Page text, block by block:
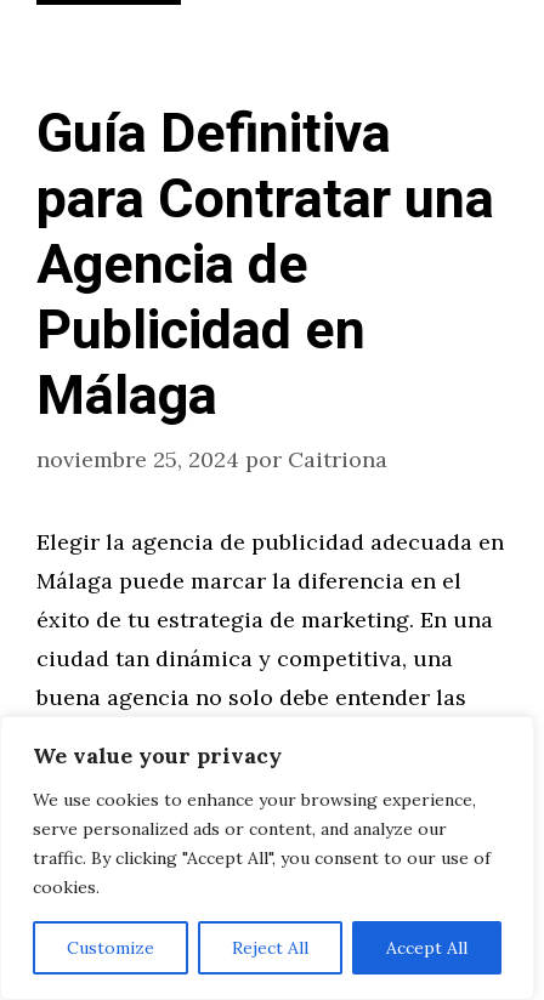
We value your privacy
We use cookies to enhance your browsing experience,
serve personalized ads or content, and analyze our
traffic. By clicking "Accept All", you consent to our use of
cookies.
Customize Reject All Accept All
Guía Definitiva
para Contratar una
Agencia de
Publicidad en
Málaga
noviembre 25, 2024 por Caitriona
Elegir la agencia de publicidad adecuada en
Málaga puede marcar la diferencia en el
éxito de tu estrategia de marketing. En una
ciudad tan dinámica y competitiva, una
buena agencia no solo debe entender las
adaptarlas al contexto local. Si estás
considerando contratar una agencia de
publicidad, esta guía te ayudará …
Leer más